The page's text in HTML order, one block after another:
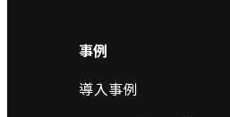
事例
導入事例